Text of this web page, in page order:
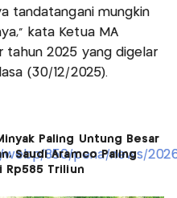
tandatangani mungkin
kata Ketua MA
tahun 2025 yang digelar
(30/12/2025).
Paling Untung Besar
Saudi Aramco Paling
Rp585 Triliun